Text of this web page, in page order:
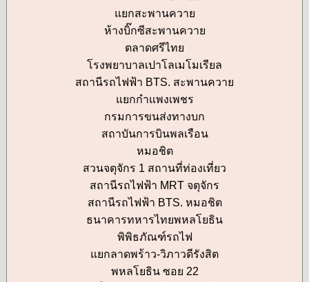
แยกสะพานควาย
ห้างบิ๊กซีสะพานควาย
ตลาดศรีไทย
โรงพยาบาลเปาโลเมโมเรียล
สถานีรถไฟฟ้า BTS. สะพานควาย
แยกกำแพงเพชร
กรมการขนส่งทางบก
สถาบันการบินพลเรือน
หมอชิต
สวนจตุจักร 1 สถานที่ท่องเที่ยว
สถานีรถไฟฟ้า MRT จตุจักร
สถานีรถไฟฟ้า BTS. หมอชิต
ธนาคารทหารไทยพหลโยธิน
พิพิธภัณฑ์รถไฟ
แยกลาดพร้าว-วิภาวดีรังสิต
พหลโยธิน ซอย 22